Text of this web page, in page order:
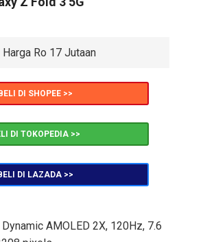
Harga Ro 17 Jutaan
DI SHOPEE >>
DI TOKOPEDIA >>
DI LAZADA >>
AMOLED 2X, 120Hz, 7.6